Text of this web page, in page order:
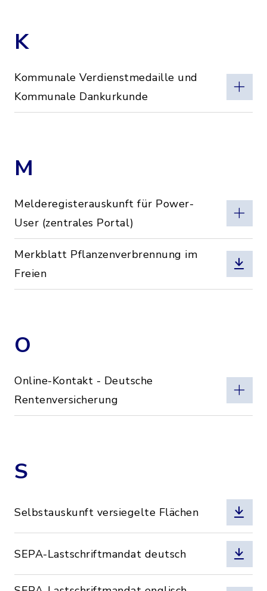
K
Kommunale Verdienstmedaille und
Kommunale Dankurkunde
M
Melderegisterauskunft für Power-
User (zentrales Portal)
Merkblatt Pflanzenverbrennung im
Freien
O
Online-Kontakt - Deutsche
Rentenversicherung
S
Selbstauskunft versiegelte Flächen
SEPA-Lastschriftmandat deutsch